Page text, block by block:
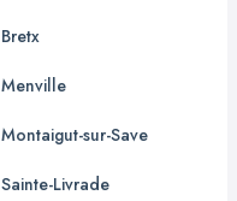
Bretx
Menville
Montaigut-sur-Save
Sainte-Livrade